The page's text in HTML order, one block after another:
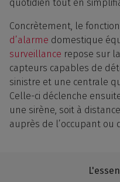
quotidien tout en
Concrètement, le
d’alarme domestique
surveillance repose sur
capteurs capables de
sinistre et une centrale
Celle-ci déclenche
une sirène, soit à
auprès de l’occupant ou